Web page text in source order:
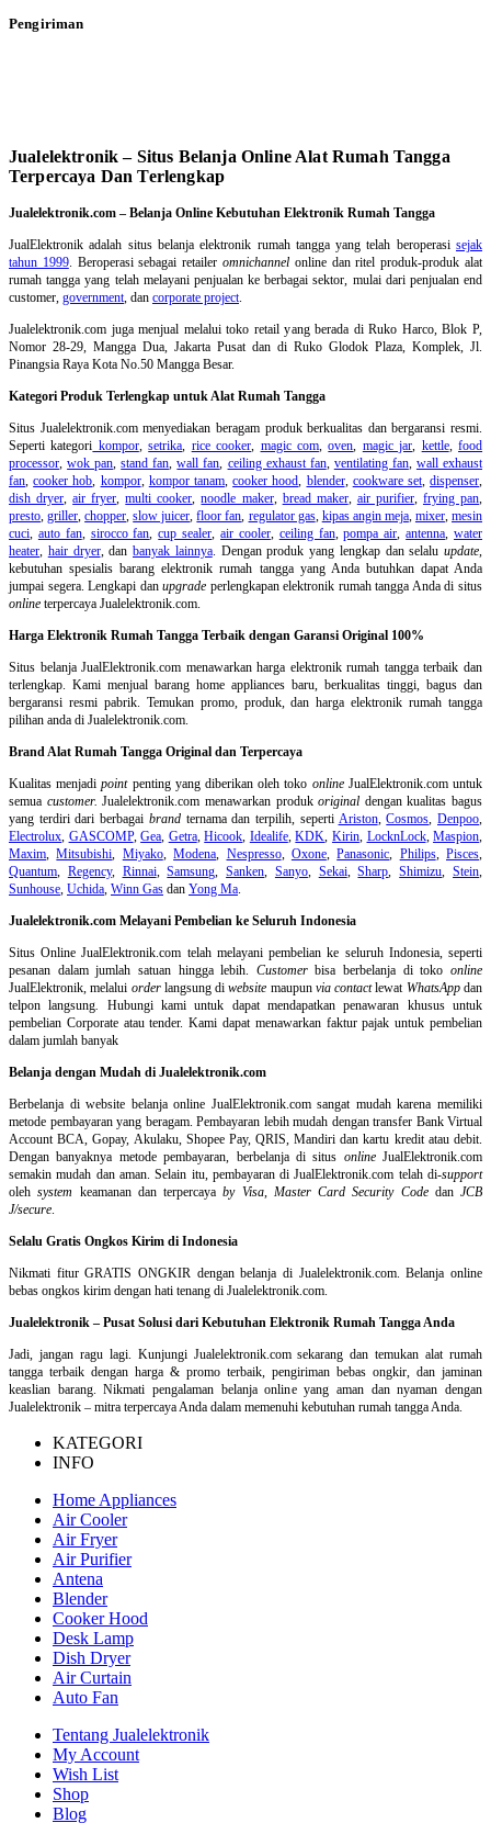
Pengiriman
Jualelektronik – Situs Belanja Online Alat Rumah Tangga
Terpercaya Dan Terlengkap
Jualelektronik.com – Belanja Online Kebutuhan Elektronik Rumah Tangga
JualElektronik adalah situs belanja elektronik rumah tanggayang telah beroperasisejak
tahun 1999. Beroperasi sebagai retaileromnichannel online dan ritel produk-produk alat
rumah tangga yang telah melayani penjualan ke berbagai sektor, mulai dari penjualan end
customer, government , dan corporate project
Jualelektronik.com juga menjual melalui toko retail yang berada di Ruko Harco, Blok P,
Nomor 28-29, Mangga Dua, Jakarta Pusat dan di Ruko Glodok Plaza, Komplek, Jl.
Pinangsia Raya Kota No.50 Mangga Besar.
Kategori Produk Terlengkap untuk Alat Rumah Tangga
Situs Jualelektronik.com menyediakan beragam produk berkualitas dan bergaransi resmi.
Seperti kategori kompor,setrika rice cooker magic com,oven magic jar kettle,food
processor ,wok pan ,stand fan ,wall fan ceiling exhaust fan, ventilating fan, wall exhaust
fan ,cooker hob kompor, kompor tanam,cooker hood blender, cookware set,dispenser
dish dryer ,air fryer ,multi cooker ,noodle maker, bread maker, air purifier, frying pan
presto ,griller ,chopper ,slow juicer ,floor fan regulator gas, kipas angin meja, mixer,mesin
cuci auto fan, sirocco fan ,cup sealer ,air cooler, ceiling fan,pompa air ,antenna ,water
heater hair dryer, dan banyak lainnya. Dengan produk yang lengkap dan selalu update
kebutuhan spesialis barang elektronik rumah tangga yang Anda butuhkan dapat Anda
jumpai segera. Lengkapi danupgrade perlengkapan elektronik rumah tangga Anda di situs
online terpercaya Jualelektronik.com.
Harga Elektronik Rumah Tangga Terbaik dengan Garansi Original 100%
Situs belanjaJualElektronik.com menawarkan harga elektronik rumah tangga terbaik dan
terlengkap. Kami menjual barang home appliances baru, berkualitas tinggi, bagus dan
bergaransi resmi pabrik. Temukan promo, produk, dan harga elektronik rumah tangga
pilihan anda di Jualelektronik.com.
Brand Alat Rumah Tangga Original dan Terpercaya
Kualitas menjadipointpenting yang diberikan oleh toko onlineJualElektronik.com untuk
semua customer. Jualelektronik.com menawarkan produkoriginal dengan kualitas bagus
yang terdiri dari berbagai brandternama dan terpilih, seperti Ariston,Cosmos ,Denpoo
Electrolux GASCOMP,Gea Getra,Hicook Idealife,KDK Kirin, LocknLock,Maspion
Maxim ,Mitsubishi Miyako,Modena Nespresso, Oxone,Panasonic Philips, Pisces
Quantum
Regency, Rinnai,Samsung ,Sanken Sanyo, Sekai,Sharp ,Shimizu ,Stein
Sunhouse Uchida Winn Gas dan Yong Ma
Jualelektronik.com Melayani Pembelian ke Seluruh Indonesia
Situs Online JualElektronik.com telah melayani pembelian ke seluruh Indonesia, seperti
pesanan dalam jumlah satuan hingga lebih. Customerbisa berbelanja di tokoonline
JualElektronik, melalui orderlangsung diwebsite maupun via contactlewat WhatsAppdan
telpon langsung
Hubungi kami untuk dapat mendapatkan penawaran khusus untuk
pembelian Corporate atau tender. Kami dapat menawarkan faktur pajak untuk pembelian
dalam jumlah banyak
Belanja dengan Mudah di Jualelektronik.com
Berbelanja diwebsite belanja online JualElektronik.com sangat mudah karena memiliki
metode pembayaran yang beragam. Pembayaran lebih mudah dengan transfer Bank Virtual
Account BCA, Gopay, Akulaku, Shopee Pay, QRIS, Mandiri dan kartu kredit atau debit.
Dengan banyaknya metode pembayaran, berbelanja di situs onlineJualElektronik.com
semakin mudah dan aman. Selain itu, pembayaran di JualElektronik.com telah di-support
olehsystem keamanan dan terpercayaby Visa, Master Card Security Codedan JCB
J/secure
Selalu Gratis Ongkos Kirim di Indonesia
Nikmati fitur GRATIS ONGKIR dengan belanja di Jualelektronik.com. Belanja online
bebas ongkos kirim dengan hati tenang di Jualelektronik.com.
Jualelektronik – Pusat Solusi dari Kebutuhan Elektronik Rumah Tangga Anda
Jadi, jangan ragu lagi. Kunjungi Jualelektronik.com sekarang dan temukan alat rumah
tangga terbaik dengan harga & promo terbaik, pengiriman bebas ongkir, dan jaminan
keaslian barang. Nikmati pengalaman belanja online yang aman dan nyaman dengan
Jualelektronik – mitra terpercaya Anda dalam memenuhi kebutuhan rumah tangga Anda.
KATEGORI
INFO
Home Appliances
Air Cooler
Air Fryer
Air Purifier
Antena
Blender
Cooker Hood
Desk Lamp
Dish Dryer
Air Curtain
Auto Fan
Tentang Jualelektronik
My Account
Wish List
Shop
Blog